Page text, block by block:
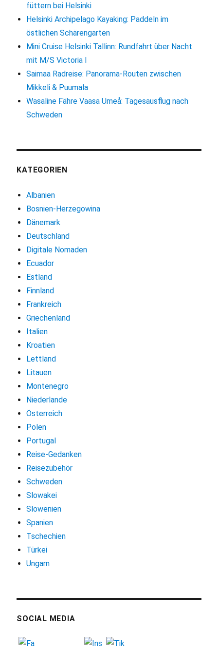
füttern bei Helsinki
Helsinki Archipelago Kayaking: Paddeln im
östlichen Schärengarten
Mini Cruise Helsinki Tallinn: Rundfahrt über Nacht
mit M/S Victoria I
Saimaa Radreise: Panorama-Routen zwischen
Mikkeli & Puumala
Wasaline Fähre Vaasa Umeå: Tagesausflug nach
Schweden
KATEGORIEN
Albanien
Bosnien-Herzegowina
Dänemark
Deutschland
Digitale Nomaden
Ecuador
Estland
Finnland
Frankreich
Griechenland
Italien
Kroatien
Lettland
Litauen
Montenegro
Niederlande
Österreich
Polen
Portugal
Reise-Gedanken
Reisezubehör
Schweden
Slowakei
Slowenien
Spanien
Tschechien
Türkei
Ungarn
SOCIAL MEDIA